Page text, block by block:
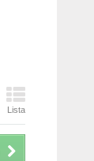
Lista